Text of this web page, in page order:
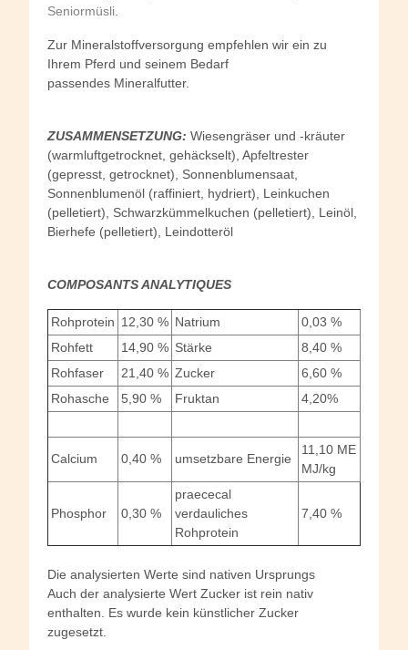
Seniormüsli
Zur Mineralstoffversorgung empfehlen wir ein zu
Ihrem Pferd und seinem Bedarf
passendes Mineralfutter.
ZUSAMMENSETZUNG: Wiesengräser und -kräuter
(warmluftgetrocknet, gehäckselt), Apfeltrester
(gepresst, getrocknet), Sonnenblumensaat,
Sonnenblumenöl (raffiniert, hydriert), Leinkuchen
(pelletiert), Schwarzkümmelkuchen (pelletiert), Leinöl,
Bierhefe (pelletiert), Leindotteröl
COMPOSANTS ANALYTIQUES
Rohprotein 12,30 % Natrium
0,03 %
Rohfett
14,90 % Stärke
8,40 %
Rohfaser
21,40 % Zucker
6,60 %
Rohasche
5,90 % Fruktan 4,20%
Calcium 0,40 % umsetzbare Energie
11,10 ME
MJ/kg
Phosphor 0,30 %
praececal
verdauliches
Rohprotein
7,40 %
Die analysierten Werte sind nativen Ursprungs
Auch der analysierte Wert Zucker ist rein nativ
enthalten. Es wurde kein künstlicher Zucker
zugesetzt.